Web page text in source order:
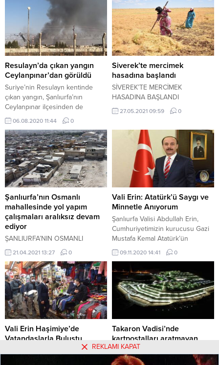
Resulayn’da çıkan yangın
Ceylanpınar’dan görüldü
Suriye’nin Resulayn kentinde
çıkan yangın, Şanlıurfa’nın
Ceylanpınar ilçesinden de
görüldü.
06.08.2020 11:44 0
Siverek’te mercimek
hasadına başlandı
SİVEREK’TE MERCİMEK
HASADINA BAŞLANDI
27.05.2021 09:59 0
Şanlıurfa’nın Osmanlı
mahallesinde yol yapım
çalışmaları aralıksız devam
ediyor
ŞANLIURFA’NIN OSMANLI
MAHALLESİNDE YOL ÇALIŞMASI
21.04.2021 13:27 0
Vali Erin: Atatürk’ü Saygı ve
Minnetle Anıyorum
Şanlıurfa Valisi Abdullah Erin,
Cumhuriyetimizin kurucusu Gazi
Mustafa Kemal Atatürk’ün
ebediyete intikalinin 82’nci yıl
dönümü münasebetiyle bir mesaj
yayınladı.
09.11.2020 14:41 0
Vali Erin Haşimiye’de
Vatandaşlarla Buluştu
Bulduğu her fırsatta vatandaşlarla
Takaron Vadisi’nde
kartpostalları aratmayan
görüntüler
KARTVİZİTLERİ ARATMAYAN
REKLAMI KAPAT